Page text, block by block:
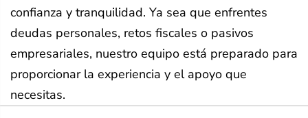
confianza y tranquilidad. Ya sea que enfrentes
deudas personales, retos fiscales o pasivos
empresariales, nuestro equipo está preparado para
proporcionar la experiencia y el apoyo que
necesitas.